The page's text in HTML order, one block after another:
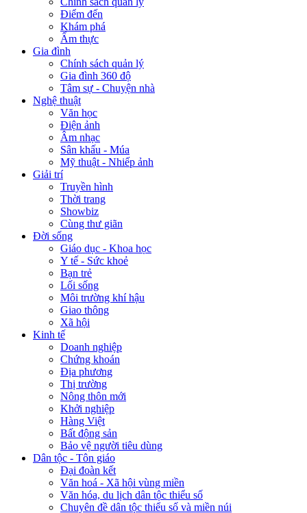
Điểm đến
Khám phá
Ẩm thực
Gia đình
Chính sách quản lý
Gia đình 360 độ
Tâm sự - Chuyện nhà
Nghệ thuật
Văn học
Điện ảnh
Âm nhạc
Sân khấu - Múa
Mỹ thuật - Nhiếp ảnh
Giải trí
Truyền hình
Thời trang
Showbiz
Cùng thư giãn
Đời sống
Giáo dục - Khoa học
Y tế - Sức khoẻ
Bạn trẻ
Lối sống
Môi trường khí hậu
Giao thông
Xã hội
Kinh tế
Doanh nghiệp
Chứng khoán
Địa phương
Thị trường
Nông thôn mới
Khởi nghiệp
Hàng Việt
Bất động sản
Bảo vệ người tiêu dùng
Dân tộc - Tôn giáo
Đại đoàn kết
Văn hoá - Xã hội vùng miền
Văn hóa, du lịch dân tộc thiểu số
Chuyên đề dân tộc thiểu số và miền núi